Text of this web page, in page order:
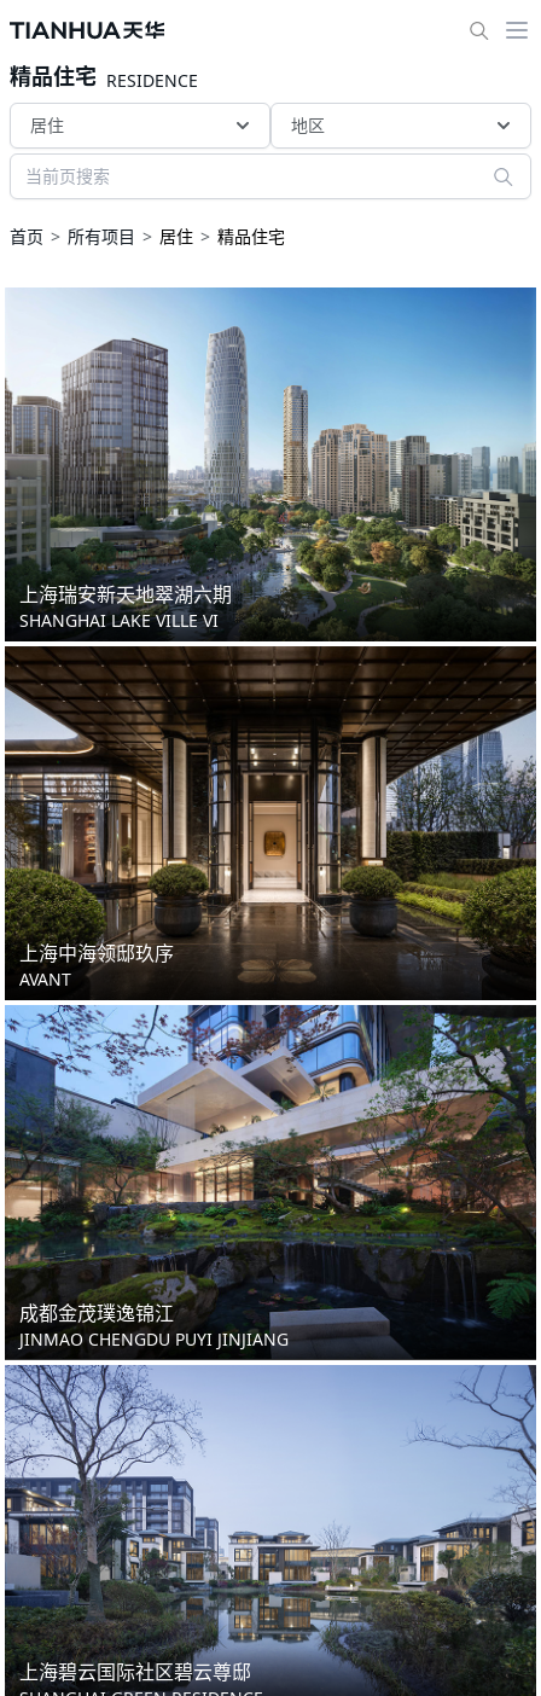
精品住宅 RESIDENCE
居住
地区
首页 所有项目 居住 精品住宅
上海瑞安新天地翠湖六期
SHANGHAI LAKE VILLE VI
上海中海领邸玖序
AVANT
成都金茂璞逸锦江
JINMAO CHENGDU PUYI JINJIANG
上海碧云国际社区碧云尊邸